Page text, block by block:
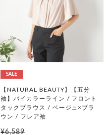
SALE
【NATURAL BEAUTY】【五分
袖】バイカラーライン / フロント
タックブラウス / ベージュ×ブラ
ウン / フレア袖
¥6,589